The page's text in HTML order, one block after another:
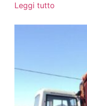
Leggi tutto